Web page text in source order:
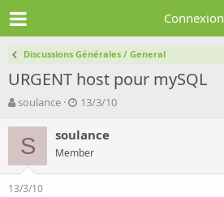
Connexion
Discussions Générales / General
URGENT host pour mySQL
A
t
e
r
d
soulance
D
t
e
d
e
13/3/10
S soulance
Member
13/3/10